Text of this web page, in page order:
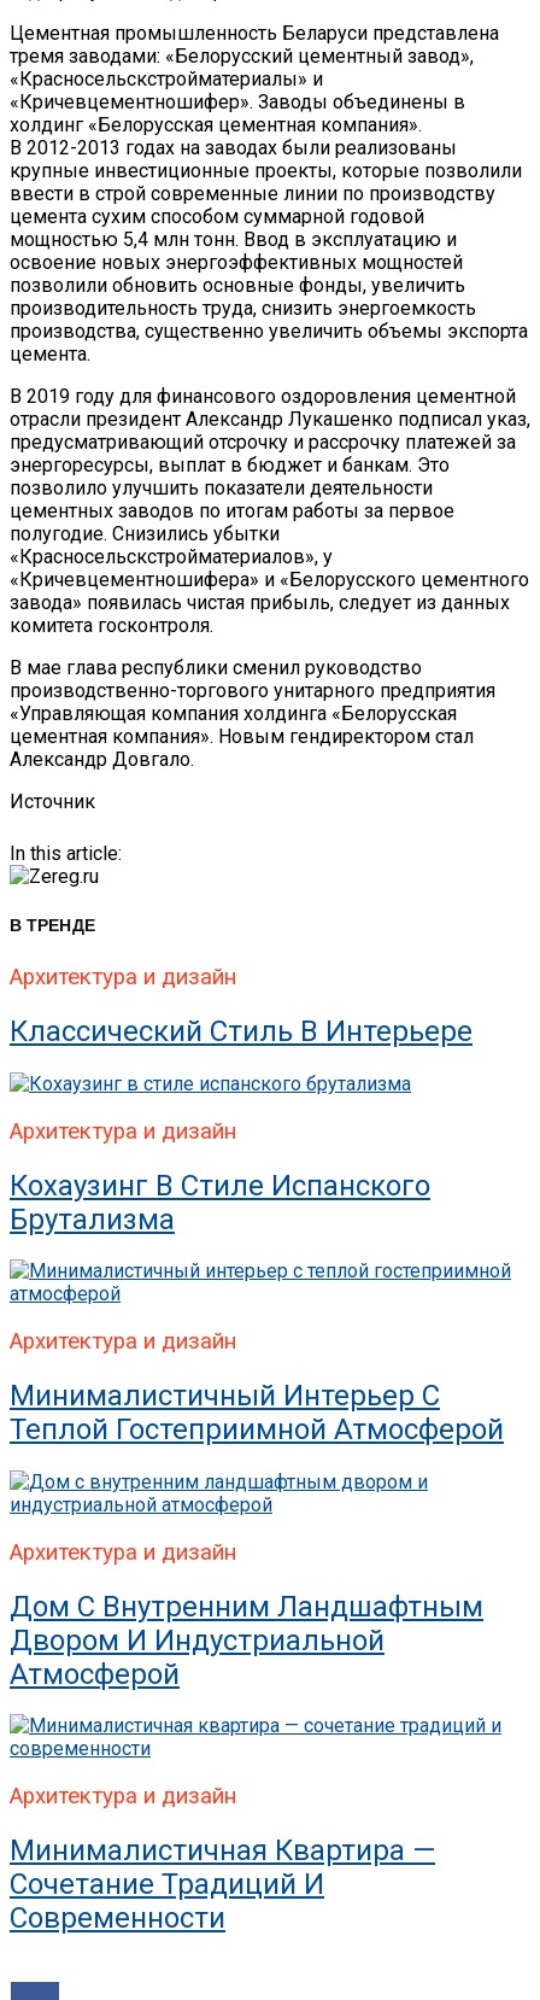
Цементная промышленность Беларуси представлена
тремя заводами: «Белорусский цементный завод»,
«Красносельскстройматериалы» и
«Кричевцементношифер». Заводы объединены в
холдинг «Белорусская цементная компания».
В 2012-2013 годах на заводах были реализованы
крупные инвестиционные проекты, которые позволили
ввести в строй современные линии по производству
цемента сухим способом суммарной годовой
мощностью 5,4 млн тонн. Ввод в эксплуатацию и
освоение новых энергоэффективных мощностей
позволили обновить основные фонды, увеличить
производительность труда, снизить энергоемкость
производства, существенно увеличить объемы экспорта
цемента.
В 2019 году для финансового оздоровления цементной
отрасли президент Александр Лукашенко подписал указ,
предусматривающий отсрочку и рассрочку платежей за
энергоресурсы, выплат в бюджет и банкам. Это
позволило улучшить показатели деятельности
цементных заводов по итогам работы за первое
полугодие. Снизились убытки
«Красносельскстройматериалов», у
«Кричевцементношифера» и «Белорусского цементного
завода» появилась чистая прибыль, следует из данных
комитета госконтроля.
В мае глава республики сменил руководство
производственно-торгового унитарного предприятия
«Управляющая компания холдинга «Белорусская
цементная компания». Новым гендиректором стал
Александр Довгало.
Источник
In this article:
В ТРЕНДЕ
Архитектура и дизайн
Классический Стиль В Интерьере
Архитектура и дизайн
Кохаузинг В Стиле Испанского
Брутализма
Архитектура и дизайн
Минималистичный Интерьер С
Теплой Гостеприимной Атмосферой
Архитектура и дизайн
Дом С Внутренним Ландшафтным
Двором И Индустриальной
Атмосферой
Архитектура и дизайн
Минималистичная Квартира —
Сочетание Традиций И
Современности